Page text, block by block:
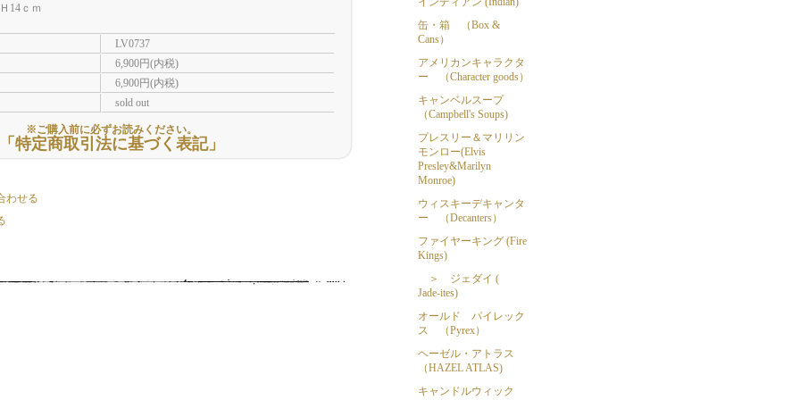
14ｃｍ
LV0737
6,900円(内税)
6,900円(内税)
sold out
※ご購入前に必ずお読みください。
「特定商取引法に基づく表記」
わせる
缶・箱 （Box &
Cans）
アメリカンキャラクタ
ー （Character goods）
キャンベルスープ
（Campbell's Soups)
プレスリー＆マリリン
モンロー(Elvis
Presley&Marilyn
Monroe)
ウィスキーデキャンタ
ー （Decanters）
ファイヤーキング (Fire
Kings)
＞ ジェダイ (
Jade-ites)
オールド パイレック
ス （Pyrex）
ヘーゼル・アトラス
（HAZEL ATLAS)
キャンドルウィック